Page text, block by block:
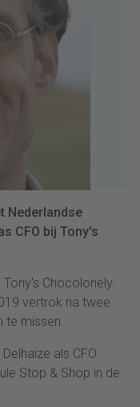
Nederlandse
CFO bij Tony's
Chocolonely.
vertrok na twee
te missen.
als CFO
Stop & Shop in de